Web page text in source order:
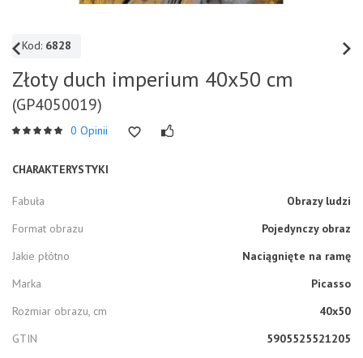
Kod: 6828
Złoty duch imperium 40x50 cm
(GP4050019)
0 Opinii
CHARAKTERYSTYKI
Fabuła
Obrazy ludzi
Format obrazu
Pojedynczy obraz
Jakie płótno
Naciągnięte na ramę
Marka
Picasso
Rozmiar obrazu, cm
40x50
GTIN
5905525521205